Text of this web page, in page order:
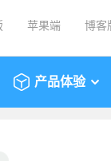
苹果端 博客
产品体验